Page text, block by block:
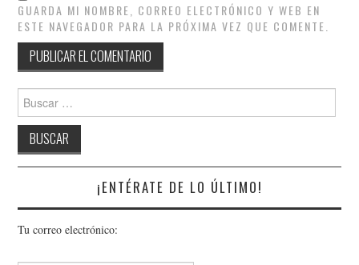
GUARDA MI NOMBRE, CORREO ELECTRÓNICO Y WEB EN
ESTE NAVEGADOR PARA LA PRÓXIMA VEZ QUE COMENTE.
¡ENTÉRATE DE LO ÚLTIMO!
Tu correo electrónico: